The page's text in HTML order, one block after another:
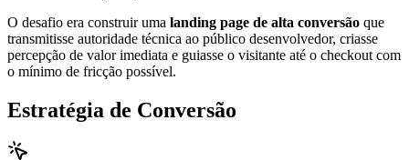
O desafio era construir uma landing page de alta conversão que
transmitisse autoridade técnica ao público desenvolvedor, criasse
percepção de valor imediata e guiasse o visitante até o checkout com
o mínimo de fricção possível.
Estratégia de Conversão